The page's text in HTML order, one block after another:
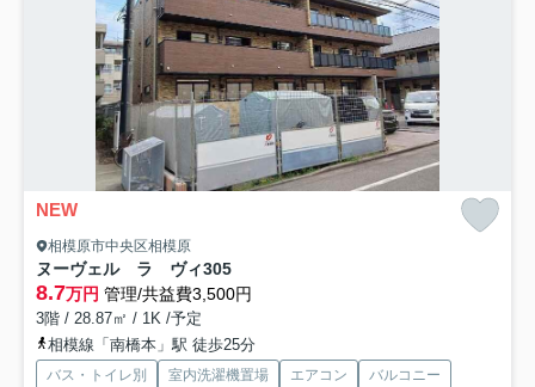
NEW
相模原市中央区相模原
ヌーヴェル ラ ヴィ305
8.7万円 管理/共益費3,500円
3階 / 28.87㎡ / 1K /予定
相模線「南橋本」駅 徒歩25分
バス・トイレ別 室内洗濯機置場 エアコン
バルコニー